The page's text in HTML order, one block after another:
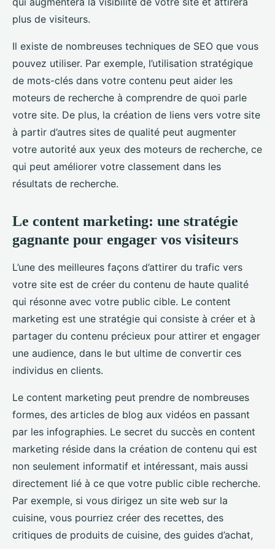
plus de visiteurs.
Il existe de nombreuses techniques de SEO que vous
pouvez utiliser. Par exemple, l’utilisation stratégique
de mots-clés dans votre contenu peut aider les
moteurs de recherche à comprendre de quoi parle
votre site. De plus, la création de liens vers votre site
à partir d’autres sites de qualité peut augmenter
votre autorité aux yeux des moteurs de recherche, ce
qui peut améliorer votre classement dans les
résultats de recherche.
Le content marketing: une stratégie
gagnante pour engager vos visiteurs
L’une des meilleures façons d’attirer du trafic vers
votre site est de créer du contenu de haute qualité
qui résonne avec votre public cible. Le content
marketing est une stratégie qui consiste à créer et à
partager du contenu précieux pour attirer et engager
une audience, dans le but ultime de convertir ces
individus en clients.
Le content marketing peut prendre de nombreuses
formes, des articles de blog aux vidéos en passant
par les infographies. Le secret du succès en content
marketing réside dans la création de contenu qui est
non seulement informatif et intéressant, mais aussi
directement lié à ce que votre public cible recherche.
Par exemple, si vous dirigez un site web sur la
cuisine, vous pourriez créer des recettes, des
critiques de produits de cuisine, des guides d’achat,